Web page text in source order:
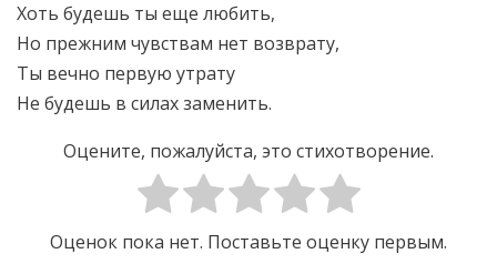
Хоть будешь ты еще любить,
Но прежним чувствам нет возврату,
Ты вечно первую утрату
Не будешь в силах заменить.
Оцените, пожалуйста, это стихотворение.
Оценок пока нет. Поставьте оценку первым.